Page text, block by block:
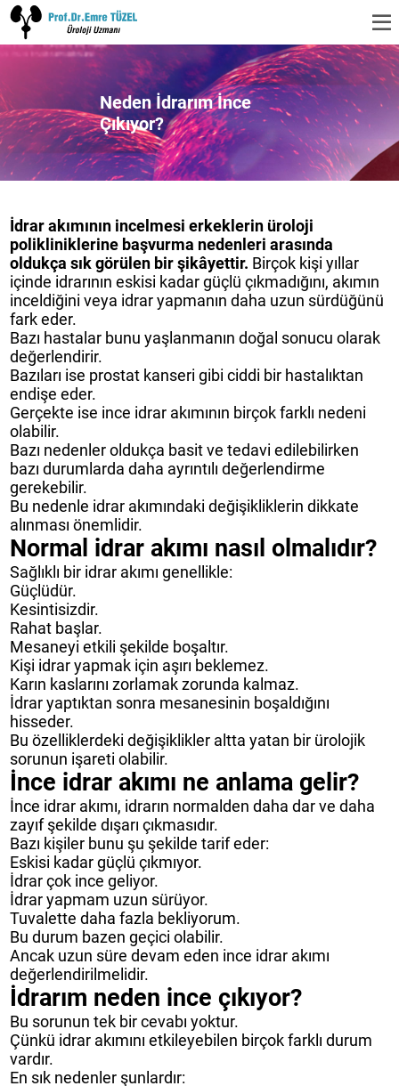
Neden İdrarım İnce
Çıkıyor?
İdrar akımının incelmesi erkeklerin üroloji
polikliniklerine başvurma nedenleri arasında
oldukça sık görülen bir şikâyettir. Birçok kişi yıllar
içinde idrarının eskisi kadar güçlü çıkmadığını, akımın
inceldiğini veya idrar yapmanın daha uzun sürdüğünü
fark eder.
Bazı hastalar bunu yaşlanmanın doğal sonucu olarak
değerlendirir.
Bazıları ise prostat kanseri gibi ciddi bir hastalıktan
endişe eder.
Gerçekte ise ince idrar akımının birçok farklı nedeni
olabilir.
Bazı nedenler oldukça basit ve tedavi edilebilirken
bazı durumlarda daha ayrıntılı değerlendirme
gerekebilir.
Bu nedenle idrar akımındaki değişikliklerin dikkate
alınması önemlidir.
Normal idrar akımı nasıl olmalıdır?
Sağlıklı bir idrar akımı genellikle:
Güçlüdür.
Kesintisizdir.
Rahat başlar.
Mesaneyi etkili şekilde boşaltır.
Kişi idrar yapmak için aşırı beklemez.
Karın kaslarını zorlamak zorunda kalmaz.
İdrar yaptıktan sonra mesanesinin boşaldığını
hisseder.
Bu özelliklerdeki değişiklikler altta yatan bir ürolojik
sorunun işareti olabilir.
İnce idrar akımı ne anlama gelir?
İnce idrar akımı, idrarın normalden daha dar ve daha
zayıf şekilde dışarı çıkmasıdır.
Bazı kişiler bunu şu şekilde tarif eder:
Eskisi kadar güçlü çıkmıyor.
İdrar çok ince geliyor.
İdrar yapmam uzun sürüyor.
Tuvalette daha fazla bekliyorum.
Bu durum bazen geçici olabilir.
Ancak uzun süre devam eden ince idrar akımı
değerlendirilmelidir.
İdrarım neden ince çıkıyor?
Bu sorunun tek bir cevabı yoktur.
Çünkü idrar akımını etkileyebilen birçok farklı durum
vardır.
En sık nedenler şunlardır: